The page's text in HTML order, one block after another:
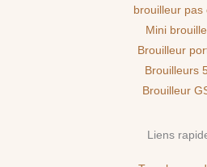
brouilleur pas
Mini
Brouilleur
Brouilleurs
Brouilleur
Liens